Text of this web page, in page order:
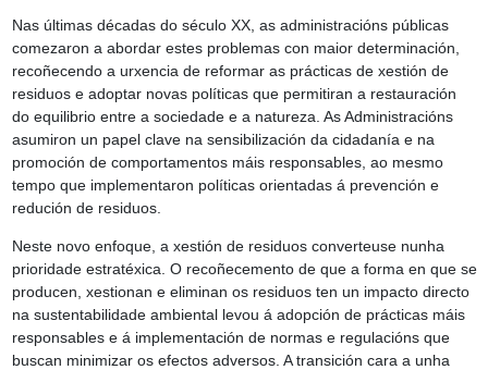
Nas últimas décadas do século XX, as administracións públicas
comezaron a abordar estes problemas con maior determinación,
recoñecendo a urxencia de reformar as prácticas de xestión de
residuos e adoptar novas políticas que permitiran a restauración
do equilibrio entre a sociedade e a natureza. As Administracións
asumiron un papel clave na sensibilización da cidadanía e na
promoción de comportamentos máis responsables, ao mesmo
tempo que implementaron políticas orientadas á prevención e
redución de residuos.
Neste novo enfoque, a xestión de residuos converteuse nunha
prioridade estratéxica. O recoñecemento de que a forma en que se
producen, xestionan e eliminan os residuos ten un impacto directo
na sustentabilidade ambiental levou á adopción de prácticas máis
responsables e á implementación de normas e regulacións que
buscan minimizar os efectos adversos. A transición cara a unha